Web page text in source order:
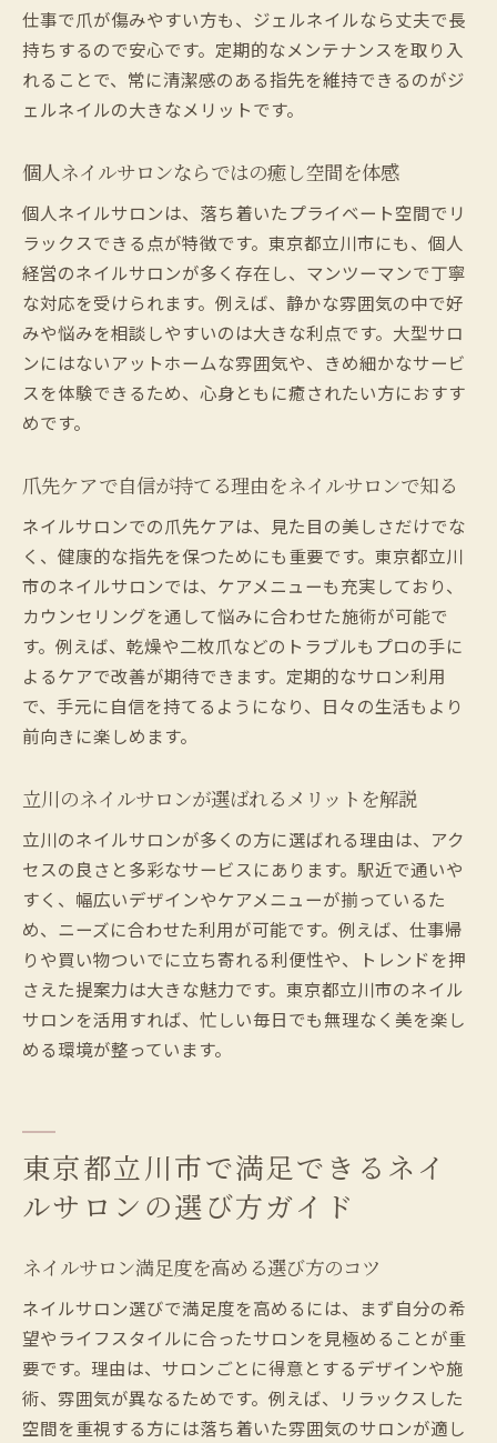
仕事で爪が傷みやすい方も、ジェルネイルなら丈夫で長
持ちするので安心です。定期的なメンテナンスを取り入
れることで、常に清潔感のある指先を維持できるのがジ
ェルネイルの大きなメリットです。
個人ネイルサロンならではの癒し空間を体感
個人ネイルサロンは、落ち着いたプライベート空間でリ
ラックスできる点が特徴です。東京都立川市にも、個人
経営のネイルサロンが多く存在し、マンツーマンで丁寧
な対応を受けられます。例えば、静かな雰囲気の中で好
みや悩みを相談しやすいのは大きな利点です。大型サロ
ンにはないアットホームな雰囲気や、きめ細かなサービ
スを体験できるため、心身ともに癒されたい方におすす
めです。
爪先ケアで自信が持てる理由をネイルサロンで知る
ネイルサロンでの爪先ケアは、見た目の美しさだけでな
く、健康的な指先を保つためにも重要です。東京都立川
市のネイルサロンでは、ケアメニューも充実しており、
カウンセリングを通して悩みに合わせた施術が可能で
す。例えば、乾燥や二枚爪などのトラブルもプロの手に
よるケアで改善が期待できます。定期的なサロン利用
で、手元に自信を持てるようになり、日々の生活もより
前向きに楽しめます。
立川のネイルサロンが選ばれるメリットを解説
立川のネイルサロンが多くの方に選ばれる理由は、アク
セスの良さと多彩なサービスにあります。駅近で通いや
すく、幅広いデザインやケアメニューが揃っているた
め、ニーズに合わせた利用が可能です。例えば、仕事帰
りや買い物ついでに立ち寄れる利便性や、トレンドを押
さえた提案力は大きな魅力です。東京都立川市のネイル
サロンを活用すれば、忙しい毎日でも無理なく美を楽し
める環境が整っています。
東京都立川市で満足できるネイ
ルサロンの選び方ガイド
ネイルサロン満足度を高める選び方のコツ
ネイルサロン選びで満足度を高めるには、まず自分の希
望やライフスタイルに合ったサロンを見極めることが重
要です。理由は、サロンごとに得意とするデザインや施
術、雰囲気が異なるためです。例えば、リラックスした
空間を重視する方には落ち着いた雰囲気のサロンが適し